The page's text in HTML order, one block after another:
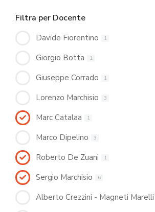
Filtra per Docente
Davide Fiorentino 1
Giorgio Botta 1
Giuseppe Corrado 1
Lorenzo Marchisio 3
Marc Catalaa 1
Marco Dipelino 3
Roberto De Zuani 1
Sergio Marchisio 6
Alberto Crezzini - Magneti Marelli